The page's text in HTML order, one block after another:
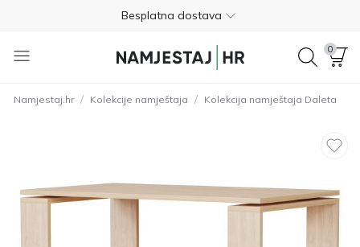
Besplatna dostava
Nije potrebno plaćanje unaprijed
01 8000 383
Nije potrebno plaćanje unaprijed
0
Namjestaj.hr / Kolekcije namještaja / Kolekcija namještaja Daleta